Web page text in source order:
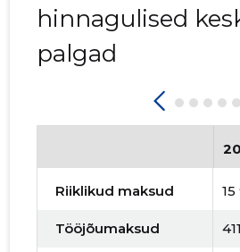
hinnagulised
palgad
Riiklikud maksud
Tööjõumaksud